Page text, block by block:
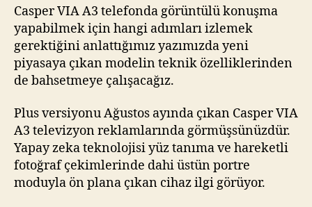
için
Casper VIA A3 telefonda görüntülü konuşma
yapabilmek için hangi adımları izlemek
gerektiğini anlattığımız yazımızda yeni
piyasaya çıkan modelin teknik özelliklerinden
de bahsetmeye çalışacağız.
Plus versiyonu Ağustos ayında çıkan Casper VIA
A3 televizyon reklamlarında görmüşsünüzdür.
Yapay zeka teknolojisi yüz tanıma ve hareketli
fotoğraf çekimlerinde dahi üstün portre
moduyla ön plana çıkan cihaz ilgi görüyor.